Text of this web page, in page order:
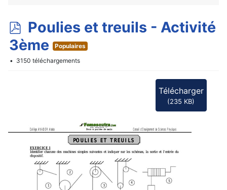
p
d
f
Poulies et treuils - Activité
3ème
Populaires
3150 téléchargements
Télécharger
(235 KB)